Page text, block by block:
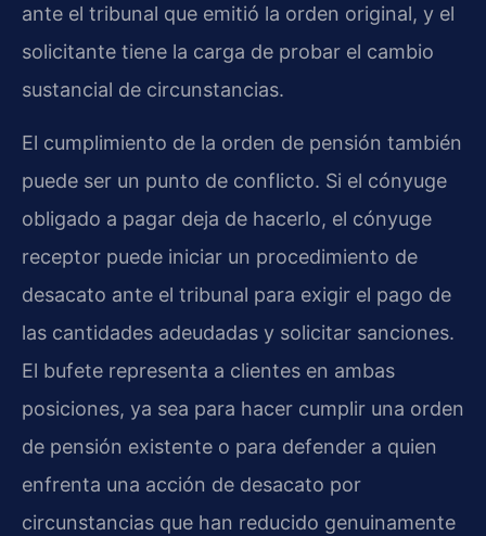
ante el tribunal que emitió la orden original, y el
solicitante tiene la carga de probar el cambio
sustancial de circunstancias.
El cumplimiento de la orden de pensión también
puede ser un punto de conflicto. Si el cónyuge
obligado a pagar deja de hacerlo, el cónyuge
receptor puede iniciar un procedimiento de
desacato ante el tribunal para exigir el pago de
las cantidades adeudadas y solicitar sanciones.
El bufete representa a clientes en ambas
posiciones, ya sea para hacer cumplir una orden
de pensión existente o para defender a quien
enfrenta una acción de desacato por
circunstancias que han reducido genuinamente